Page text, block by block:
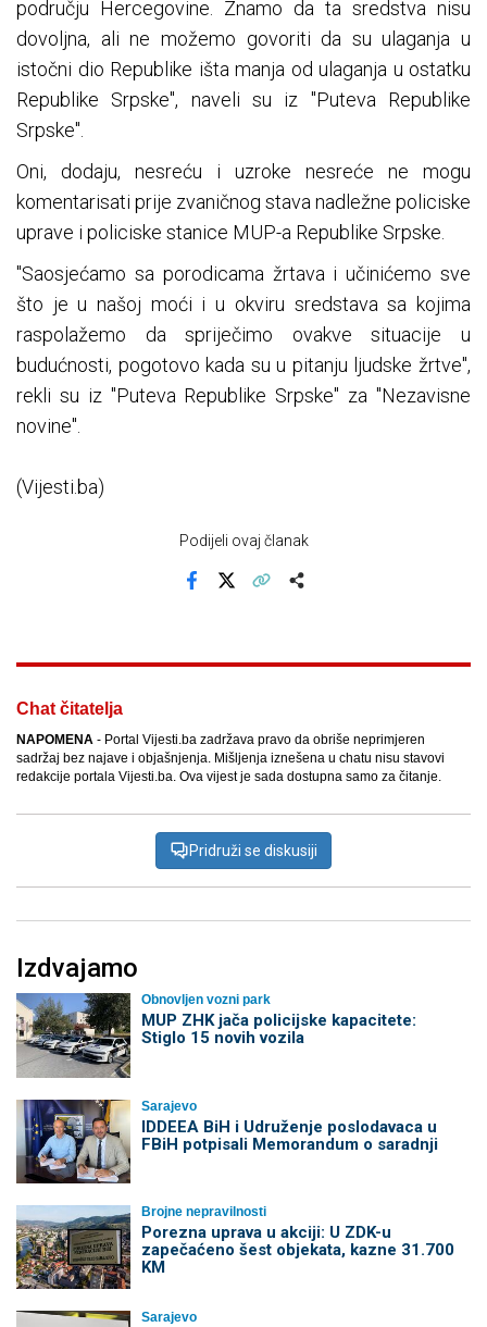
području Hercegovine. Znamo da ta sredstva nisu
dovoljna, ali ne možemo govoriti da su ulaganja u
istočni dio Republike išta manja od ulaganja u ostatku
Republike Srpske", naveli su iz "Puteva Republike
Srpske".
Oni, dodaju, nesreću i uzroke nesreće ne mogu
komentarisati prije zvaničnog stava nadležne policiske
uprave i policiske stanice MUP-a Republike Srpske.
"Saosjećamo sa porodicama žrtava i učinićemo sve
što je u našoj moći i u okviru sredstava sa kojima
raspolažemo da spriječimo ovakve situacije u
budućnosti, pogotovo kada su u pitanju ljudske žrtve",
rekli su iz "Puteva Republike Srpske" za "Nezavisne
novine".
(Vijesti.ba)
Podijeli ovaj članak
Chat čitatelja
NAPOMENA - Portal Vijesti.ba zadržava pravo da obriše neprimjeren
sadržaj bez najave i objašnjenja. Mišljenja iznešena u chatu nisu stavovi
redakcije portala Vijesti.ba. Ova vijest je sada dostupna samo za čitanje.
Pridruži se diskusiji
Izdvajamo
Obnovljen vozni park
MUP ZHK jača policijske kapacitete:
Stiglo 15 novih vozila
Sarajevo
IDDEEA BiH i Udruženje poslodavaca u
FBiH potpisali Memorandum o saradnji
Brojne nepravilnosti
Porezna uprava u akciji: U ZDK-u
zapečaćeno šest objekata, kazne 31.700
KM
Sarajevo